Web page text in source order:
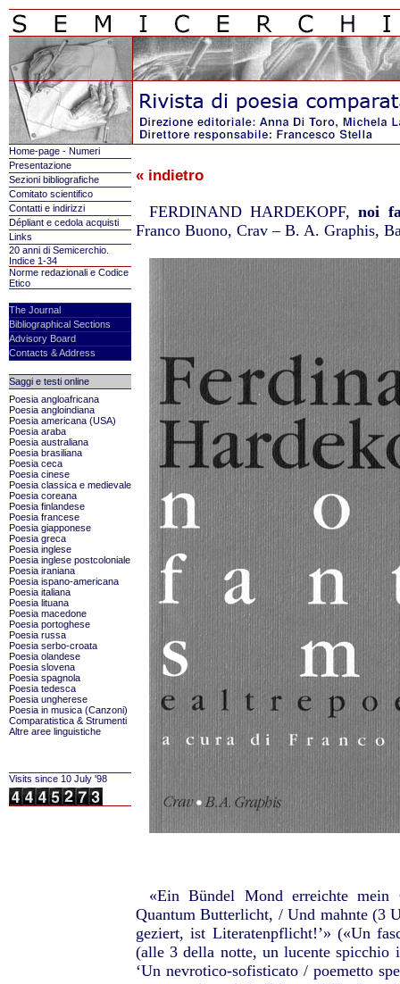
Home-page - Numeri
Presentazione
Sezioni bibliografiche
Comitato scientifico
Contatti e indirizzi
Dépliant e cedola acquisti
Links
20 anni di Semicerchio.
Indice 1-34
Norme redazionali e Codice
Etico
The Journal
Bibliographical Sections
Advisory Board
Contacts & Address
Saggi e testi online
Poesia angloafricana
Poesia angloindiana
Poesia americana (USA)
Poesia araba
Poesia australiana
Poesia brasiliana
Poesia ceca
Poesia cinese
Poesia classica e medievale
Poesia coreana
Poesia finlandese
Poesia francese
Poesia giapponese
Poesia greca
Poesia inglese
Poesia inglese postcoloniale
Poesia iraniana
Poesia ispano-americana
Poesia italiana
Poesia lituana
Poesia macedone
Poesia portoghese
Poesia russa
Poesia serbo-croata
Poesia olandese
Poesia slovena
Poesia spagnola
Poesia tedesca
Poesia ungherese
Poesia in musica (Canzoni)
Comparatistica & Strumenti
Altre aree linguistiche
Visits since 10 July '98
« indietro
FERDINAND HARDEKOPF,noi
Franco Buono, Crav – B. A. Graphis,
«Ein Bündel Mond erreichte
Quantum Butterlicht, / Und mahnte (3
geziert, ist Literatenpflicht!’» («Un
(alle 3 della notte, un lucente spicchio
‘Un nevrotico-sofisticato / poemetto